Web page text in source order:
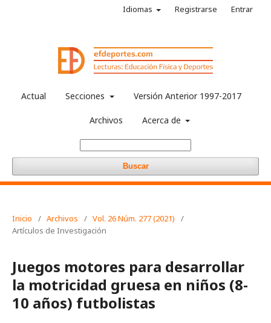
Actual Secciones Versión Anterior 1997-2017
Archivos Acerca de
Buscar
Idiomas Registrarse Entrar
Inicio / Archivos / Vol. 26 Núm. 277 (2021)
/
Artículos de Investigación
Juegos motores para desarrollar
la motricidad gruesa en niños (8-
10 años) futbolistas